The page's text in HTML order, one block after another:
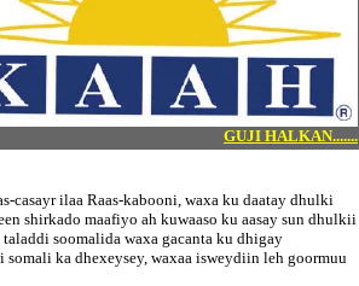
GUJI HALKAN.......
casayr ilaa Raas-kabooni, waxa ku daatay dhulki
shirkado maafiyo ah kuwaaso ku aasay sun dhulkii
soomalida waxa gacanta ku dhigay
somali ka dhexeysey, waxaa isweydiin leh goormuu